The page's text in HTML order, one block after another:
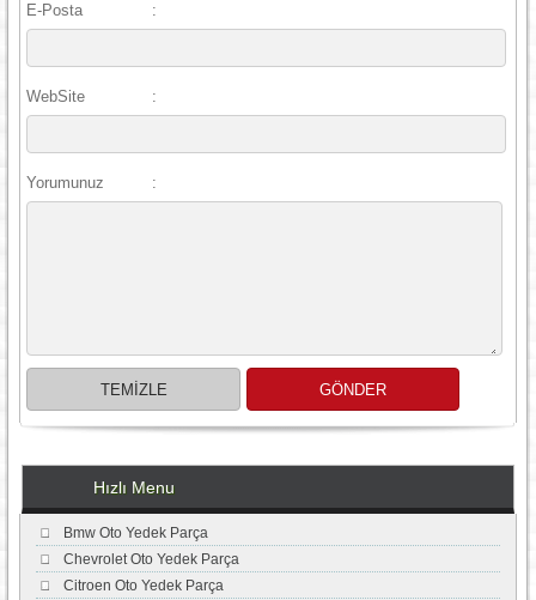
E-Posta :
WebSite :
Yorumunuz :
Hızlı Menu
Bmw Oto Yedek Parça
Chevrolet Oto Yedek Parça
Citroen Oto Yedek Parça